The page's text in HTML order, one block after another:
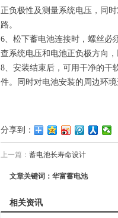
正负极性及测量系统电压，同
路。
6、松下蓄电池连接时，螺丝必
查系统电压和电池正负极方向
8、安装结束后，可用干净的干
件。同时对电池安装的周边环
分享到：
上一篇： 蓄电池长寿命设计
文章关键词：华富蓄电池
相关资讯